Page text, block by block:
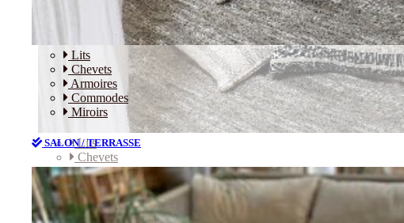
Lits
Chevets
Armoires
Commodes
Miroirs
SALON / TERRASSE
Lits
Chevets
Armoires
Commodes
Miroirs